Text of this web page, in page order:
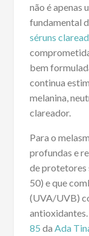
não é apenas
fundamental
séruns
bem
continua
melanina,
clareador.
Para o
profundas e
de protetores
50) e que
(UVA/UVB)
85 da Ada